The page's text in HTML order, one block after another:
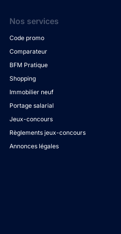
Nos services
Code promo
Comparateur
BFM Pratique
Shopping
Immobilier neuf
Portage salarial
Jeux-concours
Règlements jeux-concours
Annonces légales